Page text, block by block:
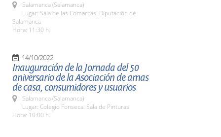
Salamanca (Salamanca)
Lugar: Sala de las Comarcas. Diputación de
Salamanca
Hora: 11:30 h.
14/10/2022
Inauguración de la Jornada del 50
aniversario de la Asociación de amas
de casa, consumidores y usuarios
Salamanca (Salamanca)
Lugar: Colegio Fonseca. Sala de Pinturas
Hora: 10:00 h.